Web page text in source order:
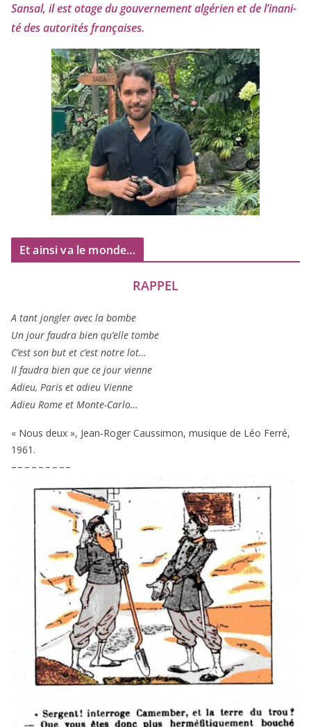
Sansal, il est otage du gou­ver­ne­ment algé­rien et de l’i­na­ni­
té des auto­ri­tés françaises.
Et ainsi va le monde…
RAPPEL
A tant jon­gler avec la bombe
Un jour fau­dra bien qu’elle tombe
C’est son but et c’est notre lot…
Il fau­dra bien que ce jour vienne
Adieu, Paris et adieu Vienne
Adieu Rome et Monte-Carlo…
« Nous deux », Jean-Roger Caussimon, musique de Léo Ferré,
1961 .
– – – – – – – – –